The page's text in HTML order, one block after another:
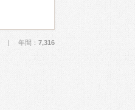
| 年間： 7,316